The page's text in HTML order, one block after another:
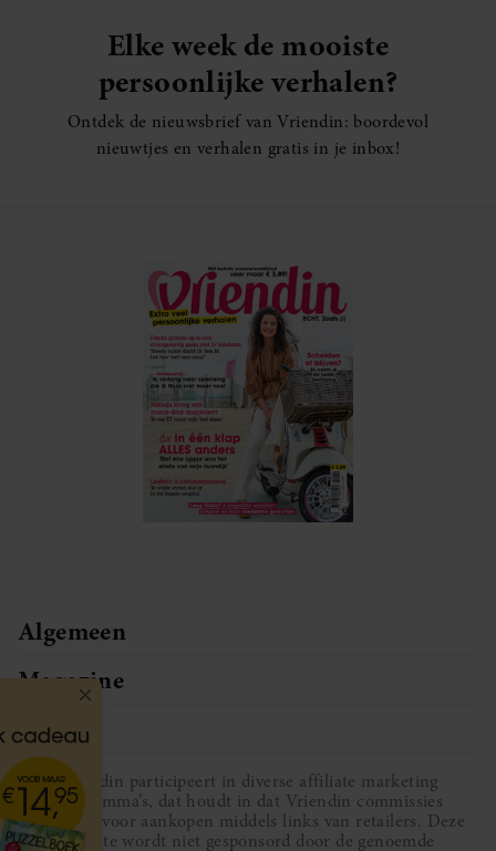
Elke week de mooiste
persoonlijke verhalen?
Ontdek de nieuwsbrief van Vriendin: boordevol
nieuwtjes en verhalen gratis in je inbox!
Algemeen
Magazine
Service
Vriendin participeert in diverse affiliate marketing
programma’s, dat houdt in dat Vriendin commissies
ontvangt voor aankopen middels links van retailers. Deze
website wordt niet gesponsord door de genoemde